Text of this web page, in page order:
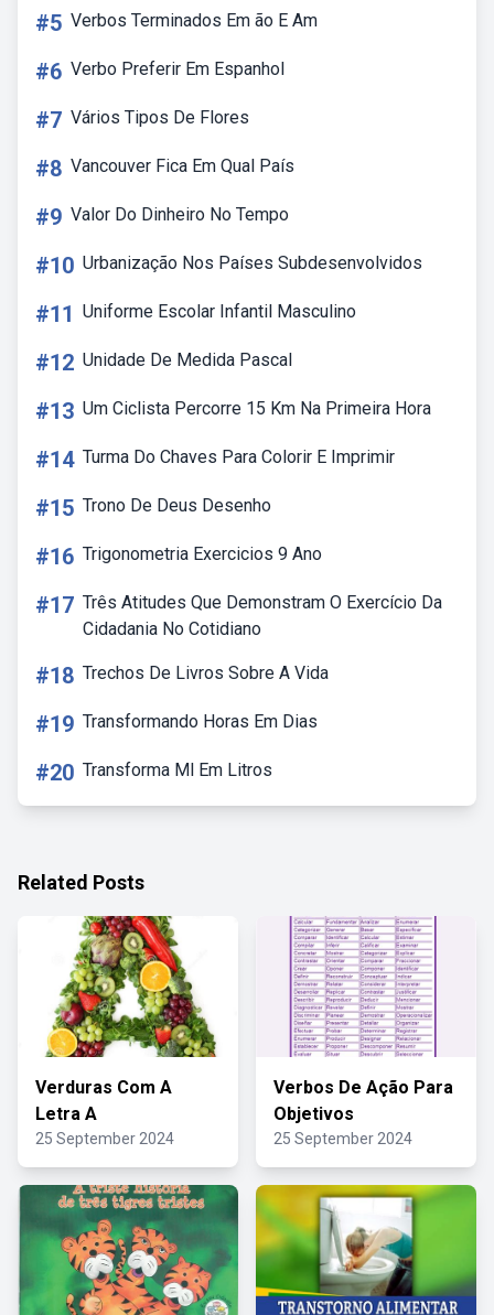
#5 Verbos Terminados Em ão E Am
#6 Verbo Preferir Em Espanhol
#7 Vários Tipos De Flores
#8 Vancouver Fica Em Qual País
#9 Valor Do Dinheiro No Tempo
#10 Urbanização Nos Países Subdesenvolvidos
#11 Uniforme Escolar Infantil Masculino
#12 Unidade De Medida Pascal
#13 Um Ciclista Percorre 15 Km Na Primeira Hora
#14 Turma Do Chaves Para Colorir E Imprimir
#15 Trono De Deus Desenho
#16 Trigonometria Exercicios 9 Ano
#17 Três Atitudes Que Demonstram O Exercício Da
Cidadania No Cotidiano
#18 Trechos De Livros Sobre A Vida
#19 Transformando Horas Em Dias
#20 Transforma Ml Em Litros
Related Posts
Verduras Com A
Letra A
25 September 2024
Verbos De Ação Para
Objetivos
25 September 2024